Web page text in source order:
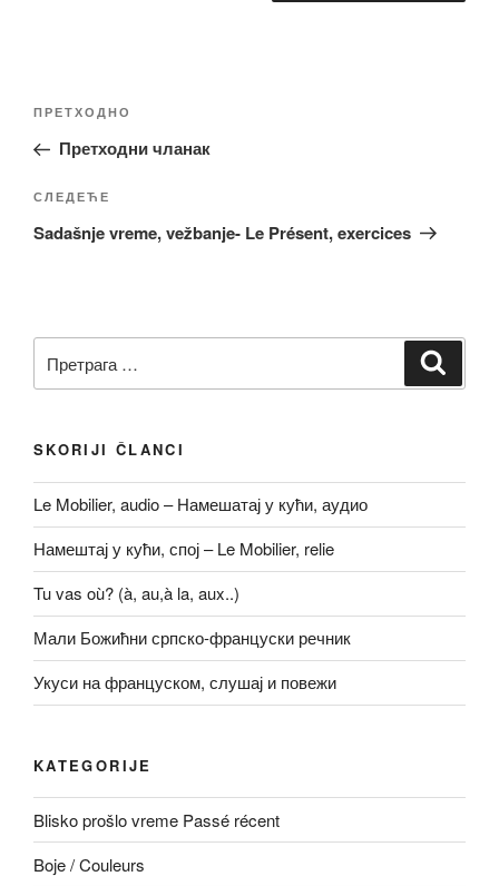
Кретање
Претходни
чланак
ПРЕТХОДНО
Претходни чланак
Следећи
чланак
СЛЕДЕЋЕ
Sadašnje vreme, vežbanje- Le Présent, exercices
за:
SKORIJI ČLANCI
Le Mobilier, audio – Намешатај у кући, аудио
Намештај у кући, спој – Le Mobilier, relie
Tu vas où? (à, au,à la, aux..)
Мали Божићни српско-француски речник
Укуси на француском, слушај и повежи
KATEGORIJE
Blisko prošlo vreme Passé récent
Boje / Couleurs